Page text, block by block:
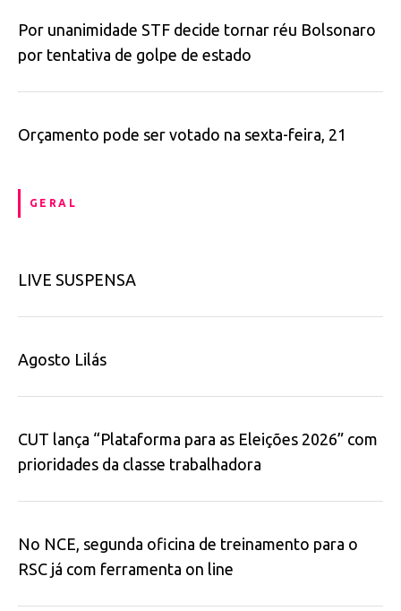
Por unanimidade STF decide tornar réu Bolsonaro
por tentativa de golpe de estado
Orçamento pode ser votado na sexta-feira, 21
GERAL
LIVE SUSPENSA
Agosto Lilás
CUT lança “Plataforma para as Eleições 2026” com
prioridades da classe trabalhadora
No NCE, segunda oficina de treinamento para o
RSC já com ferramenta on line